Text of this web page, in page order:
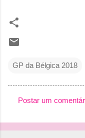
GP da Bélgica 2018
o
Postar um